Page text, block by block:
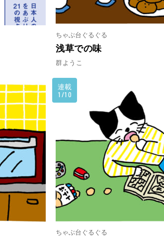
ちゃぶ台ぐるぐる
浅草での味
群ようこ
連載
1/10
ちゃぶ台ぐるぐる